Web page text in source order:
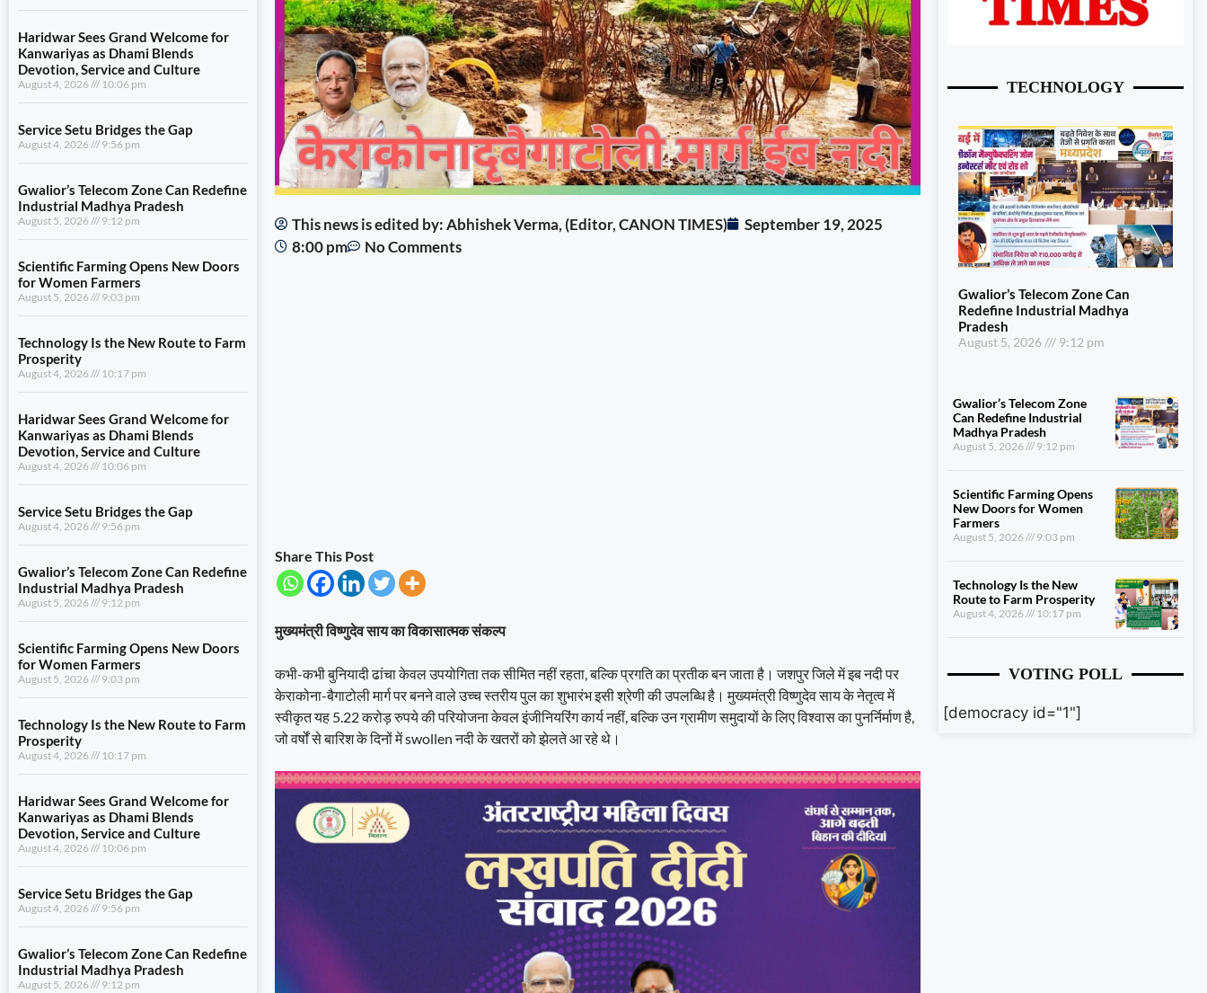
Haridwar Sees Grand Welcome for
Kanwariyas as Dhami Blends
Devotion, Service and Culture
August 4, 2026 10:06 pm
Service Setu Bridges the Gap
August 4, 2026 9:56 pm
Gwalior’s Telecom Zone Can Redefine
Industrial Madhya Pradesh
August 5, 2026 9:12 pm
Scientific Farming Opens New Doors
for Women Farmers
August 5, 2026 9:03 pm
Technology Is the New Route to Farm
Prosperity
August 4, 2026 10:17 pm
Haridwar Sees Grand Welcome for
Kanwariyas as Dhami Blends
Devotion, Service and Culture
August 4, 2026 10:06 pm
Service Setu Bridges the Gap
August 4, 2026 9:56 pm
Gwalior’s Telecom Zone Can Redefine
Industrial Madhya Pradesh
August 5, 2026 9:12 pm
Scientific Farming Opens New Doors
for Women Farmers
August 5, 2026 9:03 pm
Technology Is the New Route to Farm
Prosperity
August 4, 2026 10:17 pm
Haridwar Sees Grand Welcome for
Kanwariyas as Dhami Blends
Devotion, Service and Culture
August 4, 2026 10:06 pm
Service Setu Bridges the Gap
August 4, 2026 9:56 pm
Gwalior’s Telecom Zone Can Redefine
Industrial Madhya Pradesh
August 5, 2026 9:12 pm
This news is edited by: Abhishek Verma, (Editor, CANON TIMES)
September 19, 2025
8:00 pm
No Comments
Share This Post
मुख्यमंत्री विष्णुदेव साय का विकासात्मक संकल्प
कभी-कभी बुनियादी ढांचा केवल उपयोगिता तक सीमित नहीं रहता, बल्कि प्रगति का प्रतीक बन जाता है। जशपुर जिले में इब नदी पर
केराकोना-बैगाटोली मार्ग पर बनने वाले उच्च स्तरीय पुल का शुभारंभ इसी श्रेणी की उपलब्धि है। मुख्यमंत्री विष्णुदेव साय के नेतृत्व में
स्वीकृत यह 5.22 करोड़ रुपये की परियोजना केवल इंजीनियरिंग कार्य नहीं, बल्कि उन ग्रामीण समुदायों के लिए विश्वास का पुनर्निर्माण है,
जो वर्षों से बारिश के दिनों में swollen नदी के खतरों को झेलते आ रहे थे।
TECHNOLOGY
Gwalior’s Telecom Zone Can
Redefine Industrial Madhya
Pradesh
August 5, 2026 9:12 pm
Gwalior’s Telecom Zone
Can Redefine Industrial
Madhya Pradesh
August 5, 2026 9:12 pm
Scientific Farming Opens
New Doors for Women
Farmers
August 5, 2026 9:03 pm
Technology Is the New
Route to Farm Prosperity
August 4, 2026 10:17 pm
VOTING POLL
[democracy id="1"]